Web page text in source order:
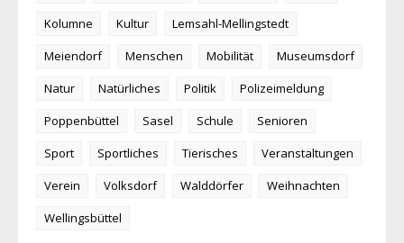
Kolumne
Kultur
Lemsahl-Mellingstedt
Meiendorf
Menschen Mobilität
Museumsdorf
Natur
Natürliches Politik
Polizeimeldung
Poppenbüttel
Sasel Schule
Senioren
Sport
Sportliches Tierisches
Veranstaltungen
Verein
Volksdorf Walddörfer
Weihnachten
Wellingsbüttel